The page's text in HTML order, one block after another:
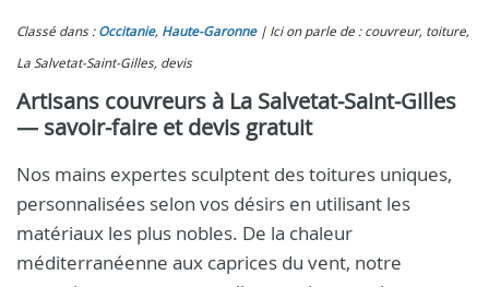
Classé dans : Occitanie, Haute-Garonne
Ici on parle de : couvreur, toiture,
La Salvetat-Saint-Gilles, devis
Artisans couvreurs à La Salvetat-Saint-Gilles
— savoir-faire et devis gratuit
Nos mains expertes sculptent des toitures uniques,
personnalisées selon vos désirs en utilisant les
matériaux les plus nobles. De la chaleur
méditerranéenne aux caprices du vent, notre